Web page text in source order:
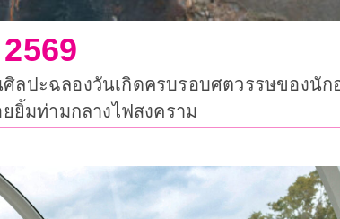
ปะฉลองวันเกิดครบรอบศตวรรษของนัก
ยิ้มท่ามกลางไฟสงคราม